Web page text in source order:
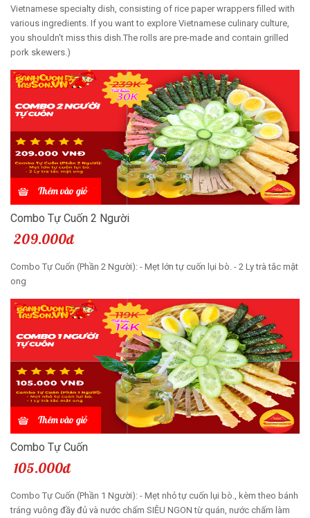
Vietnamese specialty dish, consisting of rice paper wrappers filled with
various ingredients. If you want to explore Vietnamese culinary culture,
you shouldn't miss this dish.The rolls are pre-made and contain grilled
pork skewers.)
Thêm vào giỏ
Combo Tự Cuốn 2 Người
209.000đ
Combo Tự Cuốn (Phần 2 Người): - Mẹt lớn tự cuốn lụi bò. - 2 Ly trà tắc mật
ong
Thêm vào giỏ
Combo Tự Cuốn
105.000đ
Combo Tự Cuốn (Phần 1 Người): - Mẹt nhỏ tự cuốn lụi bò., kèm theo bánh
tráng vuông đầy đủ và nước chấm SIÊU NGON từ quán, nước chấm làm